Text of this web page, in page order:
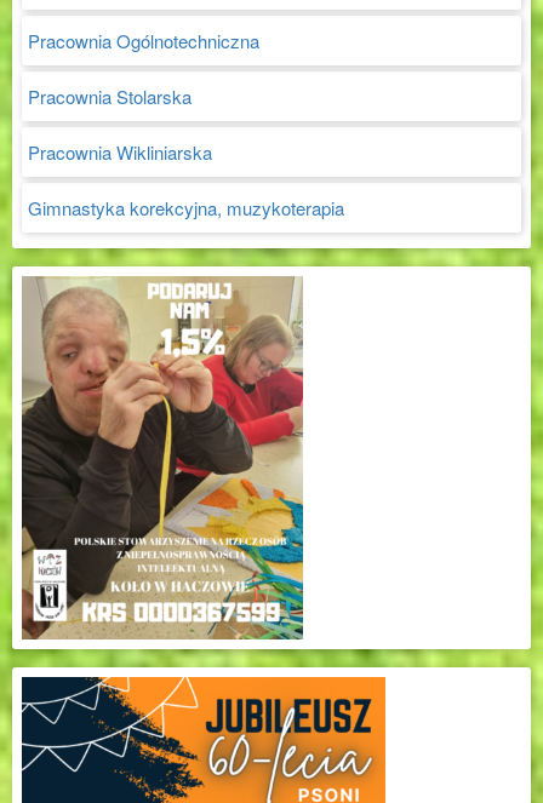
Pracownia Ogólnotechniczna
Pracownia Stolarska
Pracownia Wikliniarska
Gimnastyka korekcyjna, muzykoterapia